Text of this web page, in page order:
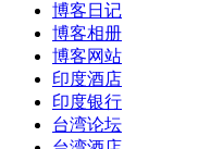
博客日记
博客相册
博客网站
印度酒店
印度银行
台湾论坛